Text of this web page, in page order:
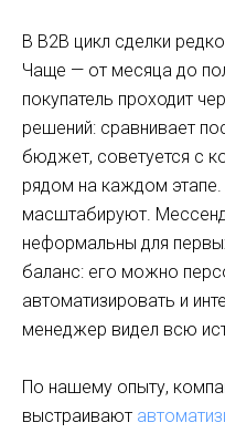
В B2B цикл сделки
Чаще — от месяца до
покупатель проходит
решений: сравнивает
бюджет, советуется с
рядом на каждом этапе.
масштабируют.
неформальны для
баланс: его можно
автоматизировать и
менеджер видел всю
По нашему опыту,
выстраивают